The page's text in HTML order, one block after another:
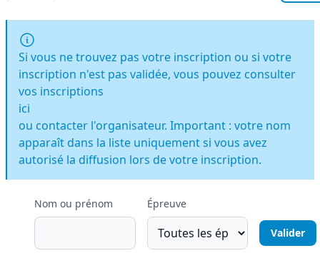
Si vous ne trouvez pas votre inscription ou si votre
inscription n'est pas validée, vous pouvez consulter
vos inscriptions
ici
ou contacter l'organisateur. Important : votre nom
apparaît dans la liste uniquement si vous avez
autorisé la diffusion lors de votre inscription.
Nom ou prénom Épreuve